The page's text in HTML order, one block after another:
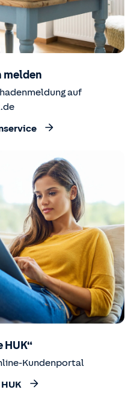
melden
auf
HUK“
Kundenportal